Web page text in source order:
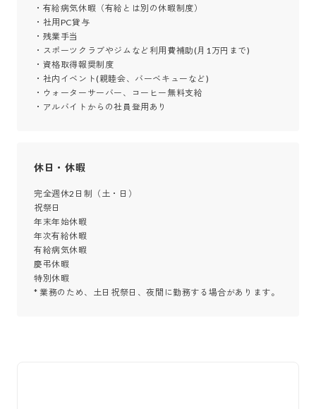
・有給病気休暇（有給とは別の休暇制度）
・社用PC貸与
・残業手当
・スポーツクラブやジムなど利用費補助(月1万円まで)
・資格取得報奨制度
・社内イベント(親睦会、バーベキューなど)
・ウォーターサーバー、コーヒー無料支給
・アルバイトからの社員登用あり
休日・休暇
完全週休2日制（土・日）
祝祭日
年末年始休暇
年次有給休暇
有給病気休暇
慶弔休暇
特別休暇
* 業務のため、土日祝祭日、夜間に勤務する場合があります。